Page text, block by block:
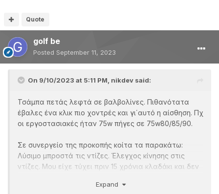
Quote
golf be
Posted September 11, 2023
On 9/10/2023 at 5:11 PM, nikdev said:
Τσάμπα πετάς λεφτά σε βαλβολίνες. Πιθανότατα
έβαλες ένα κλικ πιο χοντρές και γι΄αυτό η αίσθηση. Πχ
οι εργοστασιακές ήταν 75w πήγες σε 75w80/85/90.
Σε συνεργείο της προκοπής κοίτα τα παρακάτω:
Λύσιμο μπροστά τις ντίζες. Έλεγχος κίνησης στις
ντίζες. Μου είχε τύχει πριν 15 χρόνια κλαδάκι και δεν
Expand